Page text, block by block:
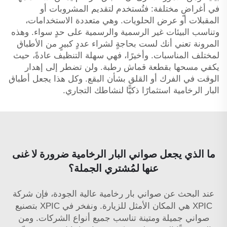
في أغراضٍ مختلفة: فتُستخدم لتقديم المشروبات أو
المقبلات أو عرض الحلويات. وهي متعددة الاستخدامات،
وتناسب البيئات غير الرسمية والرسمية على حدٍ سواء. وهذه
المرونة تعني أنك لست بحاجةٍ لشراء عددٍ كبيرٍ من الأطباق
لمختلف المناسبات. وأخيرًا، فهي سهلة التنظيف عادةً، حيث
يكفي مسحها بقطعة قماش رطبة. ولن تضطر إلى إهدار
الوقت في الفرك أو القلق بشأن البقع. وكل هذا يجعل أطباق
البار الرخامية استثمارًا ذكيًّا لنشاطك التجاري.
ما الذي يجعل صواني البار الرخامية ضرورة لا غنى
عنها لمُشتري الجملة؟
عند البحث عن صواني بار رخامية عالية الجودة، فإن شركة
XPIC هي المكان الأمثل للزيارة. ونفخر في XPIC بتصنيع
صواني جميلة ومتينة تناسب جميع أنواع الشركات. ومن